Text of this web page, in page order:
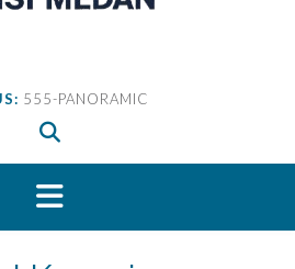
555-PANORAMIC